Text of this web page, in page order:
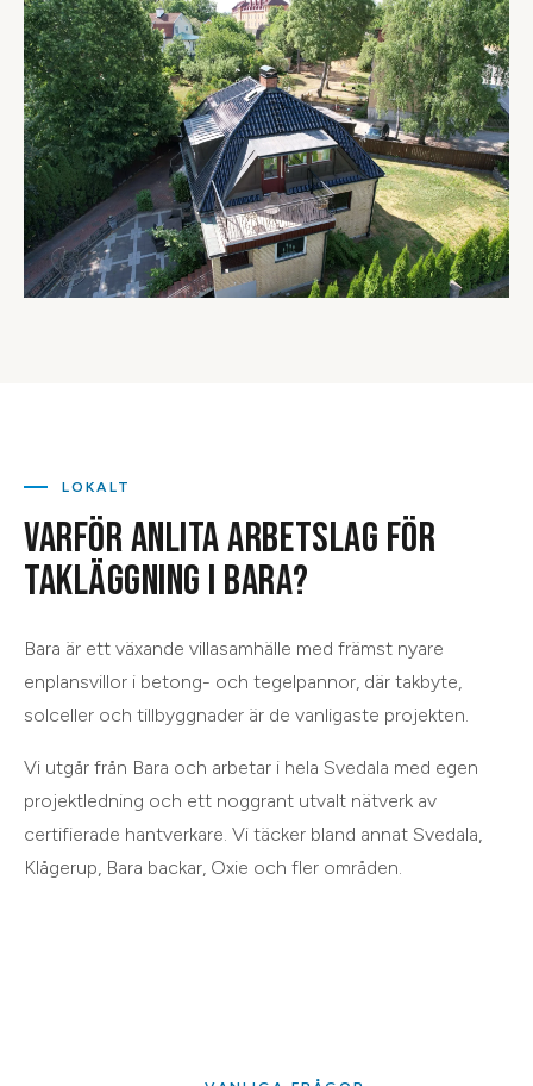
LOKALT
VARFÖR ANLITA ARBETSLAG FÖR
TAKLÄGGNING I BARA?
Bara är ett växande villasamhälle med främst nyare
enplansvillor i betong- och tegelpannor, där takbyte,
solceller och tillbyggnader är de vanligaste projekten.
Vi utgår från Bara och arbetar i hela Svedala med egen
projektledning och ett noggrant utvalt nätverk av
certifierade hantverkare. Vi täcker bland annat Svedala,
Klågerup, Bara backar, Oxie och fler områden